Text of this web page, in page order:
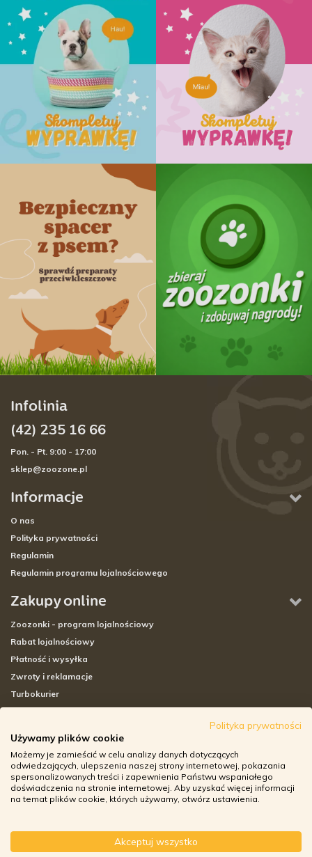
Informacje
O nas
Polityka prywatności
Regulamin
Regulamin programu lojalnościowego
Zakupy online
Zoozonki - program lojalnościowy
Rabat lojalnościowy
Płatność i wysyłka
Zwroty i reklamacje
Turbokurier
Adresy sklepów stacjonarnych
Godziny otwarcia sklepów
Aplikacja zoozone.pl
Zwroty i reklamacje
Infolinia
(42) 235 16 66
Pon. - Pt. 9:00 - 17:00
sklep@zoozone.pl
Polityka prywatności
Używamy plików cookie
Możemy je zamieścić w celu analizy danych dotyczących
odwiedzających, ulepszenia naszej strony internetowej, pokazania
spersonalizowanych treści i zapewnienia Państwu wspaniałego
doświadczenia na stronie internetowej. Aby uzyskać więcej informacji
na temat plików cookie, których używamy, otwórz ustawienia.
Akceptuj wszystko